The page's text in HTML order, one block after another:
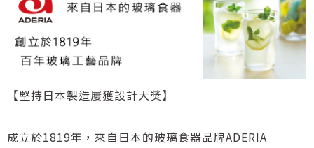
【堅持日本製造屢獲設計大獎】
成立於1819年，來自日本的玻璃食器品牌ADERIA